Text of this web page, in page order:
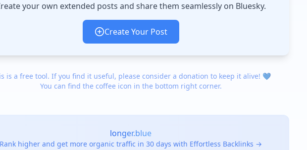
your own extended posts and share them seamlessly on Bluesky.
Create Your Post
is a free tool. If you find it useful, please consider a donation to keep it alive! 💙
You can find the coffee icon in the bottom right corner.
longer.blue
Rank higher and get more organic traffic in 30 days with Effortless Backlinks →